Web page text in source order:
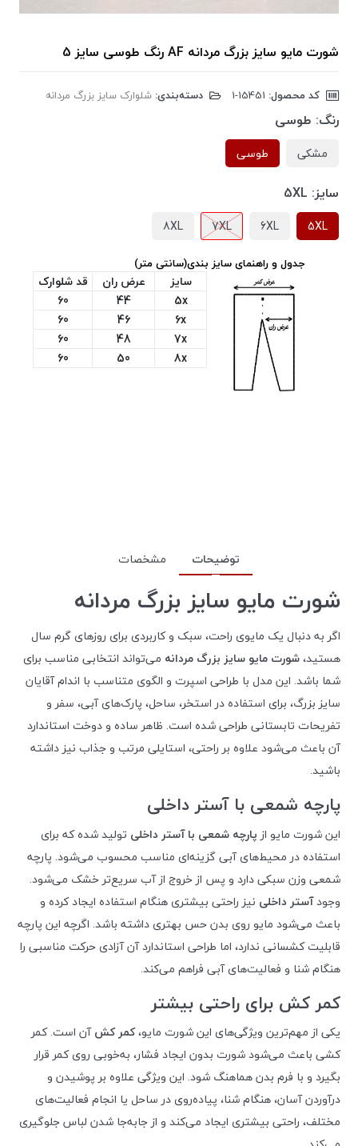
شورت مایو سایز بزرگ مردانه AF رنگ طوسی سایز 5
کد محصول: دسته‌بندی: شلوارک سایز بزرگ مردانه
رنگ: طوسی
مشکی طوسی
سایز: 5XL
5XL
6XL
7XL
8XL
جدول و راهنمای سایز بندی(سانتی متر)
سایز عرض ران
قد شلوارک
5x
44
60
6x
46
60
7x
48
60
8x
50
60
توضیحات مشخصات
شورت مایو سایز بزرگ مردانه
اگر به دنبال یک مایوی راحت، سبک و کاربردی برای روزهای گرم سال
هستید،شورت مایو سایز بزرگ مردانه می‌تواند انتخابی مناسب برای
شما باشد. این مدل با طراحی اسپرت و الگوی متناسب با اندام آقایان
سایز بزرگ، برای استفاده در استخر، ساحل، پارک‌های آبی، سفر و
تفریحات تابستانی طراحی شده است. ظاهر ساده و دوخت استاندارد
آن باعث می‌شود علاوه بر راحتی، استایلی مرتب و جذاب نیز داشته
باشید.
پارچه شمعی با آستر داخلی
این شورت مایو از پارچه شمعی با آستر داخلی تولید شده که برای
استفاده در محیط‌های آبی گزینه‌ای مناسب محسوب می‌شود. پارچه
شمعی وزن سبکی دارد و پس از خروج از آب سریع‌تر خشک می‌شود.
وجودآستر داخلی نیز راحتی بیشتری هنگام استفاده ایجاد کرده و
باعث می‌شود مایو روی بدن حس بهتری داشته باشد. اگرچه این پارچه
قابلیت کشسانی ندارد، اما طراحی استاندارد آن آزادی حرکت مناسبی را
هنگام شنا و فعالیت‌های آبی فراهم می‌کند.
کمر کش برای راحتی بیشتر
یکی از مهم‌ترین ویژگی‌های این شورت مایو،کمر کشآن است. کمر
کشی باعث می‌شود شورت بدون ایجاد فشار، به‌خوبی روی کمر قرار
بگیرد و با فرم بدن هماهنگ شود. این ویژگی علاوه بر پوشیدن و
درآوردن آسان، هنگام شنا، پیاده‌روی در ساحل یا انجام فعالیت‌های
مختلف، راحتی بیشتری ایجاد می‌کند و از جابه‌جا شدن لباس جلوگیری